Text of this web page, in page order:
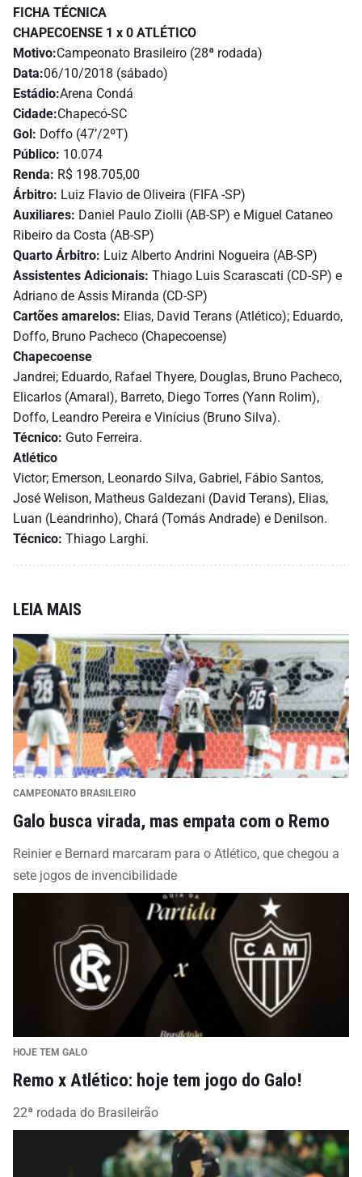
FICHA TÉCNICA
CHAPECOENSE 1 x 0 ATLÉTICO
Motivo:Campeonato Brasileiro (28ª rodada)
Data:06/10/2018 (sábado)
Estádio:Arena Condá
Cidade:Chapecó-SC
Gol: Doffo (47’/2ºT)
Público: 10.074
Renda: R$ 198.705,00
Árbitro: Luiz Flavio de Oliveira (FIFA -SP)
Auxiliares: Daniel Paulo Ziolli (AB-SP) e Miguel Cataneo
Ribeiro da Costa (AB-SP)
Quarto Árbitro: Luiz Alberto Andrini Nogueira (AB-SP)
Assistentes Adicionais: Thiago Luis Scarascati (CD-SP) e
Adriano de Assis Miranda (CD-SP)
Cartões amarelos: Elias, David Terans (Atlético); Eduardo,
Doffo, Bruno Pacheco (Chapecoense)
Chapecoense
Jandrei; Eduardo, Rafael Thyere, Douglas, Bruno Pacheco,
Elicarlos (Amaral), Barreto, Diego Torres (Yann Rolim),
Doffo, Leandro Pereira e Vinícius (Bruno Silva).
Técnico: Guto Ferreira.
Atlético
Victor; Emerson, Leonardo Silva, Gabriel, Fábio Santos,
José Welison, Matheus Galdezani (David Terans), Elias,
Luan (Leandrinho), Chará (Tomás Andrade) e Denilson.
Técnico: Thiago Larghi.
LEIA MAIS
CAMPEONATO BRASILEIRO
Galo busca virada, mas empata com o Remo
Reinier e Bernard marcaram para o Atlético, que chegou a
sete jogos de invencibilidade
HOJE TEM GALO
Remo x Atlético: hoje tem jogo do Galo!
22ª rodada do Brasileirão